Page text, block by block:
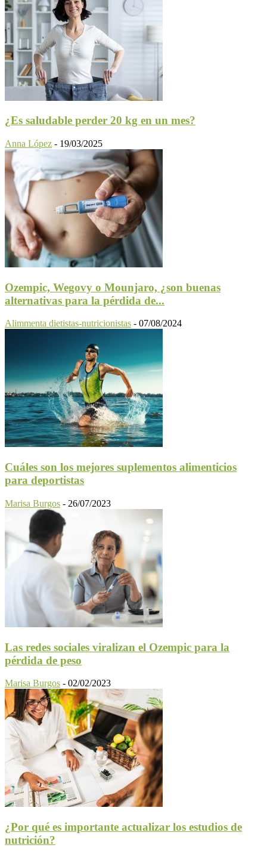
¿Es saludable perder 20 kg en un mes?
Anna López - 19/03/2025
Ozempic, Wegovy o Mounjaro, ¿son buenas
alternativas para la pérdida de...
Alimmenta dietistas-nutricionistas - 07/08/2024
Cuáles son los mejores suplementos alimenticios
para deportistas
Marisa Burgos - 26/07/2023
Las redes sociales viralizan el Ozempic para la
pérdida de peso
Marisa Burgos - 02/02/2023
¿Por qué es importante actualizar los estudios de
nutrición?